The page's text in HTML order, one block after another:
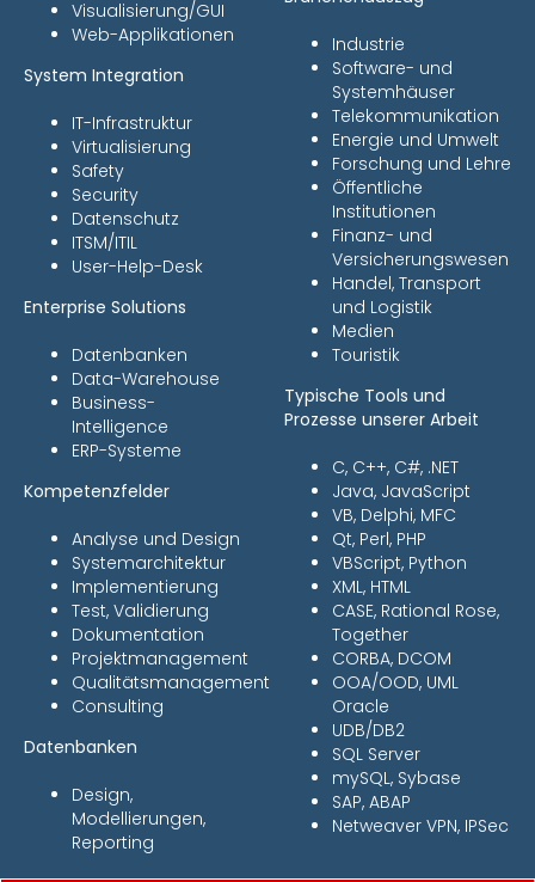
Visualisierung/GUI
Web-Applikationen
System Integration
IT-Infrastruktur
Virtualisierung
Safety
Security
Datenschutz
ITSM/ITIL
User-Help-Desk
Enterprise Solutions
Datenbanken
Data-Warehouse
Business-
Intelligence
ERP-Systeme
Kompetenzfelder
Analyse und Design
Systemarchitektur
Implementierung
Test, Validierung
Dokumentation
Projektmanagement
Qualitätsmanagement
Consulting
Datenbanken
Design,
Modellierungen,
Reporting
Industrie
Software- und
Systemhäuser
Telekommunikation
Energie und Umwelt
Forschung und Lehre
Öffentliche
Institutionen
Finanz- und
Versicherungswesen
Handel, Transport
und Logistik
Medien
Touristik
Typische Tools und
Prozesse unserer Arbeit
C, C++, C#, .NET
Java, JavaScript
VB, Delphi, MFC
Qt, Perl, PHP
VBScript, Python
XML, HTML
CASE, Rational Rose,
Together
CORBA, DCOM
OOA/OOD, UML
Oracle
UDB/DB2
SQL Server
mySQL, Sybase
SAP, ABAP
Netweaver VPN, IPSec